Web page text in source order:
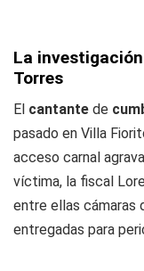
La
Torres
El cantante de
pasado en Villa
acceso carnal
víctima, la fiscal
entre ellas cámaras
entregadas para